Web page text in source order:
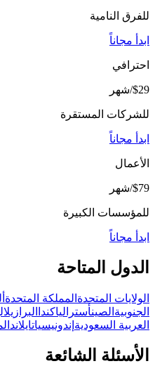
للفرق النامية
ابدأ مجاناً
احترافي
$29/شهر
للشركات المستقرة
ابدأ مجاناً
الأعمال
$79/شهر
للمؤسسات الكبيرة
ابدأ مجاناً
الدول المتاحة
الولايات المتحدة المملكة المتحدة
الجنوبية الصينأسترالياكندا البرازيل
العربية السعودية إندونيسياتايلاند
الأسئلة الشائعة